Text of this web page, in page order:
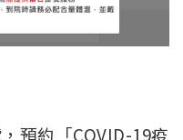
預約「COVID-19疫